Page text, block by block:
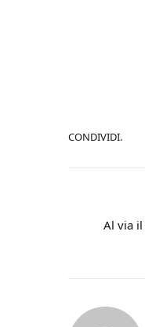
CONDIVIDI.
Al via il